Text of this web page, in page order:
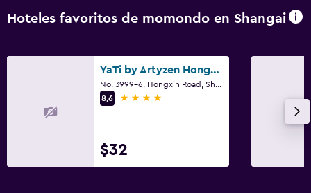
Hoteles favoritos de momondo en Shangai
YaTi by Artyzen Hongqiao Shanghai
8,6
4 estrellas
$32